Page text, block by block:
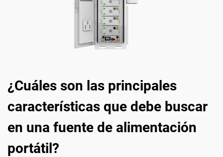
¿Cuáles son las principales
características que debe buscar
en una fuente de alimentación
portátil?